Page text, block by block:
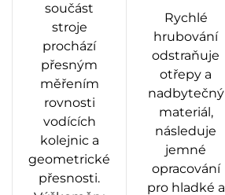
součást
stroje
prochází
přesným
měřením
rovnosti
vodících
kolejnic a
geometrické
přesnosti.
Rychlé
hrubování
odstraňuje
otřepy a
nadbytečný
materiál,
následuje
jemné
opracování
pro hladké a